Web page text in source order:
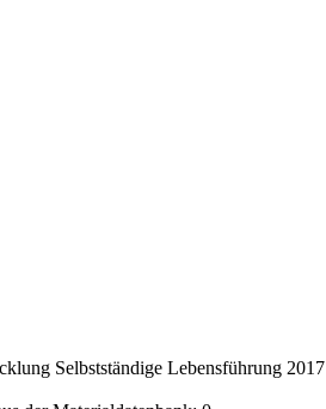
Selbstständige Lebensführung 2017